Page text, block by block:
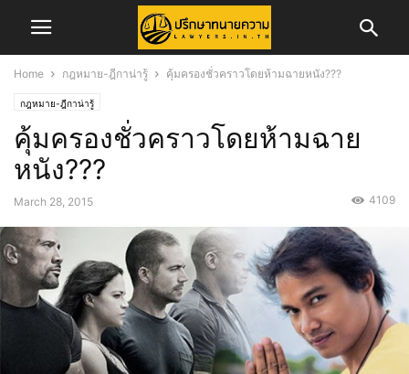
Home กฎหมาย-ฎีกาน่ารู้ คุ้มครองชั่วคราวโดยห้ามฉายหนัง???
กฎหมาย-ฎีกาน่ารู้
คุ้มครองชั่วคราวโดยห้ามฉาย
หนัง???
March 28, 2015 4109